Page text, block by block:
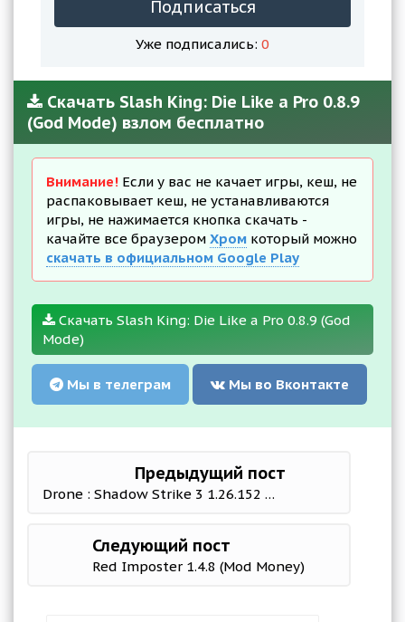
Подписаться
Уже подписались: 0
Скачать Slash King: Die Like a Pro 0.8.9
(God Mode) взлом бесплатно
Внимание! Если у вас не качает игры, кеш, не
распаковывает кеш, не устанавливаются
игры, не нажимается кнопка скачать -
качайте все браузером Хром который можно
скачать в официальном Google Play
Скачать Slash King: Die Like a Pro 0.8.9 (God
Mode)
Мы в телеграм Мы во Вконтакте
Предыдущий пост
Drone : Shadow Strike 3 1.26.152 Мод (много денег)
Следующий пост
Red Imposter 1.4.8 (Mod Money)